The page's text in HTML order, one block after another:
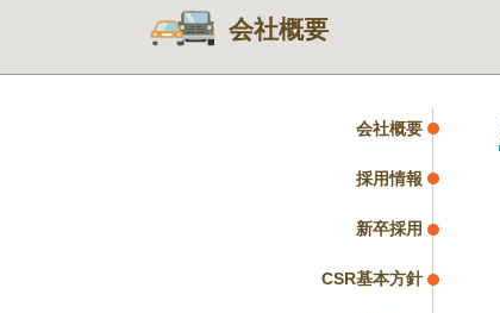
会社概要
会社概要
採用情報
新卒採用
CSR基本方針